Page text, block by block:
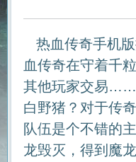
热血传奇手机
血传奇在守着千
其他玩家交易……
白野猪？对于传
队伍是个不错的
龙毁灭，得到魔